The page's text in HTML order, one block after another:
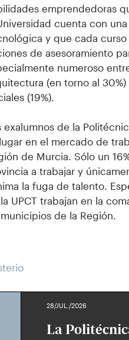
emprendedoras
cuenta con
y que cada
de asesoramiento
numeroso
(en torno al
(19%).
exalumnos de la
en el mercado de
de Murcia. Sólo un
a trabajar y
la fuga de talento.
UPCT trabajan en la
de la Región.
28/JUL./2026
La